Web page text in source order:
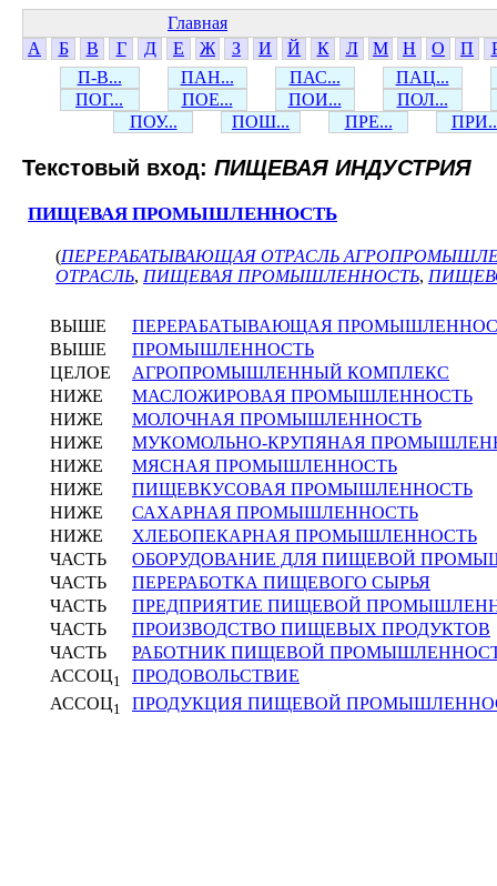
Главная
А
Б В Г Д Е Ж З И Й К Л М Н О П
П-В...
ПАН... ПАС...
ПАЦ...
ПОГ...
ПОЕ... ПОИ...
ПОЛ...
ПОУ...
ПОШ... ПРЕ...
Текстовый вход: ПИЩЕВАЯ ИНДУСТРИЯ
ПИЩЕВАЯ ПРОМЫШЛЕННОСТЬ
(ПЕРЕРАБАТЫВАЮЩАЯ ОТРАСЛЬ
ОТРАСЛЬ, ПИЩЕВАЯ ПРОМЫШЛЕННОСТЬ,
ВЫШЕ
ПЕРЕРАБАТЫВАЮЩАЯ
ВЫШЕ
ПРОМЫШЛЕННОСТЬ
ЦЕЛОЕ
АГРОПРОМЫШЛЕННЫЙ КОМПЛЕКС
НИЖЕ
МАСЛОЖИРОВАЯ ПРОМЫШЛЕННОСТЬ
НИЖЕ
МОЛОЧНАЯ ПРОМЫШЛЕННОСТЬ
НИЖЕ
МУКОМОЛЬНО-КРУПЯНАЯ
НИЖЕ
МЯСНАЯ ПРОМЫШЛЕННОСТЬ
НИЖЕ
ПИЩЕВКУСОВАЯ ПРОМЫШЛЕННОСТЬ
НИЖЕ
САХАРНАЯ ПРОМЫШЛЕННОСТЬ
НИЖЕ
ХЛЕБОПЕКАРНАЯ ПРОМЫШЛЕННОСТЬ
ЧАСТЬ
ОБОРУДОВАНИЕ ДЛЯ ПИЩЕВОЙ
ЧАСТЬ
ПЕРЕРАБОТКА ПИЩЕВОГО СЫРЬЯ
ЧАСТЬ
ПРЕДПРИЯТИЕ ПИЩЕВОЙ
ЧАСТЬ
ПРОИЗВОДСТВО ПИЩЕВЫХ ПРОДУКТОВ
ЧАСТЬ
РАБОТНИК ПИЩЕВОЙ
АССОЦ1
ПРОДОВОЛЬСТВИЕ
АССОЦ1 ПРОДУКЦИЯ ПИЩЕВОЙ